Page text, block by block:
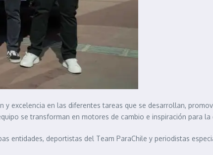
excelencia en las diferentes tareas que se desarrollan,
se transforman en motores de cambio e inspiración para la
entidades, deportistas del Team ParaChile y periodistas